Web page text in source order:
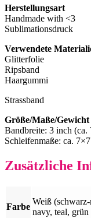
Herstellungsart
Handmade with <3
Sublimationsdruck
Verwendete
Glitterfolie
Ripsband
Haargummi
Strassband
Größe/Maße/Gewicht
Bandbreite: 3 inch (ca.
Schleifenmaße: ca.
Zusätzliche
Farbe
Weiß
navy, teal, grün